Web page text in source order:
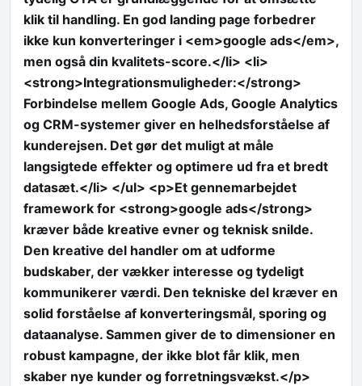
klik til handling. En god landing page forbedrer
ikke kun konverteringer i <em>google ads</em>,
men også din kvalitets-score.</li> <li>
<strong>Integrationsmuligheder:</strong>
Forbindelse mellem Google Ads, Google Analytics
og CRM-systemer giver en helhedsforståelse af
kunderejsen. Det gør det muligt at måle
langsigtede effekter og optimere ud fra et bredt
datasæt.</li> </ul> <p>Et gennemarbejdet
framework for <strong>google ads</strong>
kræver både kreative evner og teknisk snilde.
Den kreative del handler om at udforme
budskaber, der vækker interesse og tydeligt
kommunikerer værdi. Den tekniske del kræver en
solid forståelse af konverteringsmål, sporing og
dataanalyse. Sammen giver de to dimensioner en
robust kampagne, der ikke blot får klik, men
skaber nye kunder og forretningsvækst.</p>